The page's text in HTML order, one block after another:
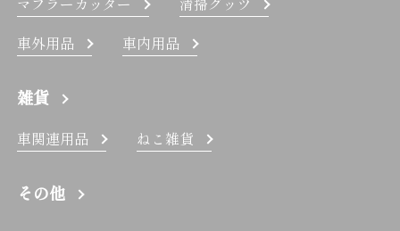
車外用品
車内用品
雑貨
車関連用品 ねこ雑貨
その他